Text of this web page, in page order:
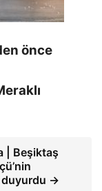
önce
| Beşiktaş
→